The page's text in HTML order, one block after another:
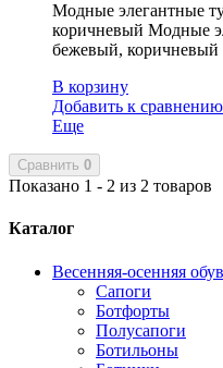
Модные элегантные
коричневый Модные
бежевый, коричневый
В корзину
Добавить к сравнению
Еще
Сравнить 0
Показано 1 - 2 из 2 товаров
Каталог
Весенняя-осенняя
Сапоги
Ботфорты
Полусапоги
Ботильоны